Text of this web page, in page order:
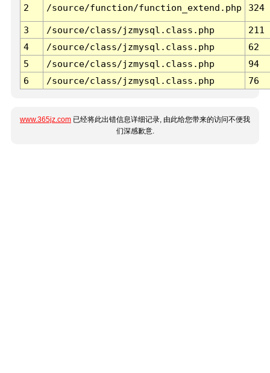
2 /source/function/function_extend.php 324
3 /source/class/jzmysql.class.php
211
4
/source/class/jzmysql.class.php
62
5
/source/class/jzmysql.class.php
94
6
/source/class/jzmysql.class.php 76
www.365jz.com 已经将此出错信息详细记录, 由此给您带来的访问不便我
们深感歉意.